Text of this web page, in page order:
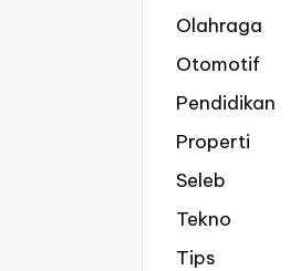
Olahraga
Otomotif
Pendidikan
Properti
Seleb
Tekno
Tips